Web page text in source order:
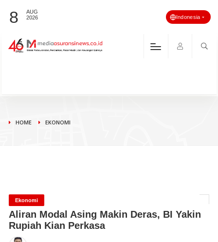
8
AUG
2026
Indonesia
HOME EKONOMI
Ekonomi
Aliran Modal Asing Makin Deras, BI Yakin
Rupiah Kian Perkasa